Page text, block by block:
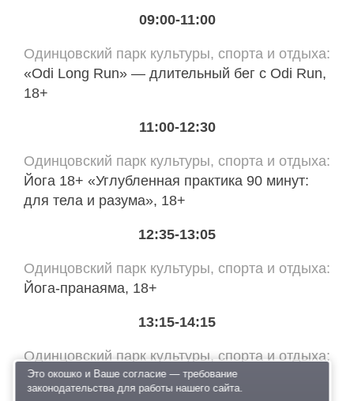
09:00-11:00
Одинцовский парк культуры, спорта и отдыха
«Odi Long Run» — длительный бег с Odi Run,
18+
11:00-12:30
Одинцовский парк культуры, спорта и отдыха
Йога 18+ «Углубленная практика 90 минут:
для тела и разума», 18+
12:35-13:05
Одинцовский парк культуры, спорта и отдыха
Йога-пранаяма, 18+
13:15-14:15
Одинцовский парк культуры, спорта и отдыха
Йога-нидра (медитативный класс), 18+
Это окошко и Ваше согласие — требование
законодательства для работы нашего сайта.